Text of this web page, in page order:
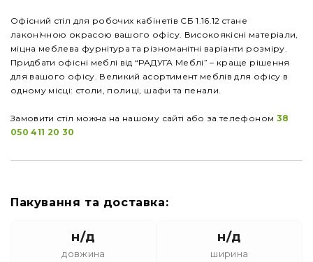
Офісний стіл для робочих кабінетів СБ 1.16.12 cтане
лаконічною окрасою вашого офісу. Високоякісні матеріали,
міцна меблева фурнітура та різноманітні варіанти розміру.
Придбати офісні меблі від “РАДУГА Меблі” – краще рішення
для вашого офісу. Великий асортимент меблів для офісу в
одному місці: столи, полиці, шафи та пенали.
Замовити стіл можна на нашому сайті або за телефоном 38
050 411 20 30
Пакування та доставка:
н/д
довжина
н/д
ширина